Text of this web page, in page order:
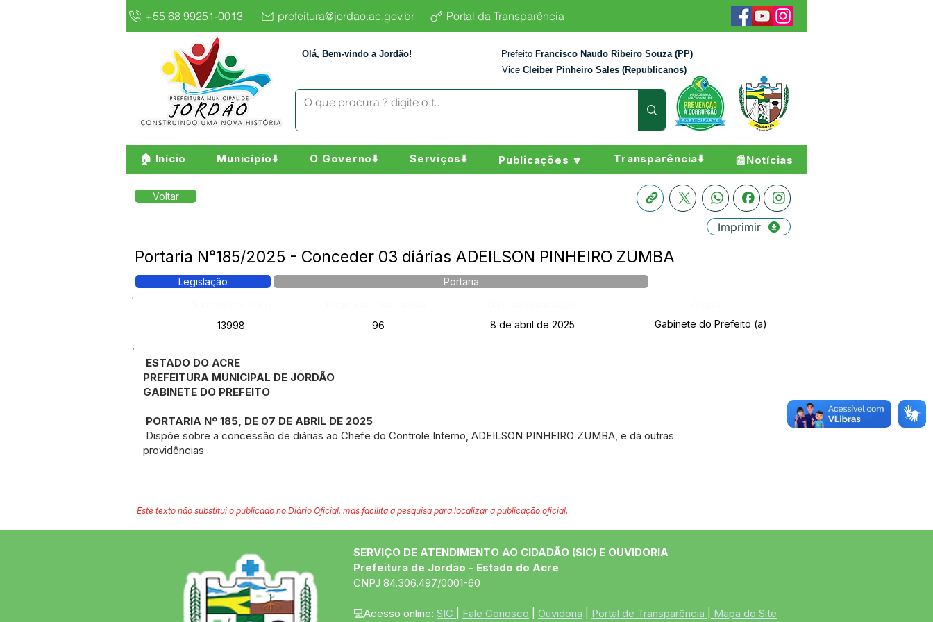
+55 68 99251-0013 prefeitura@jordao.ac.gov.br Portal da Transparência
Olá, Bem-vindo a Jordão! Prefeito Francisco Naudo Ribeiro Souza (PP)
Vice Cleiber Pinheiro Sales (Republicanos)
🏠 Início Município⬇️ O Governo⬇️ Serviços⬇️ Publicações 🔽 Transparência⬇️ 📰Notícias
Voltar
Imprimir
Portaria N°185/2025 - Conceder 03 diárias ADEILSON PINHEIRO ZUMBA
Legislação
Portaria
13998
96 8 de abril de 2025 Gabinete do Prefeito (a)
ESTADO DO ACRE
PREFEITURA MUNICIPAL DE JORDÃO
GABINETE DO PREFEITO
PORTARIA Nº 185, DE 07 DE ABRIL DE 2025
Dispõe sobre a concessão de diárias ao Chefe do Controle Interno, ADEILSON PINHEIRO ZUMBA, e dá outras
providências
Este texto não substitui o publicado no Diário Oficial, mas facilita a pesquisa para localizar a publicação oficial.
SERVIÇO DE ATENDIMENTO AO CIDADÃO (SIC) E OUVIDORIA
Prefeitura de Jordão - Estado do Acre
CNPJ 84.306.497/0001-60
💻Acesso online: SIC Fale Conosco Ouvidoria Portal de Transparência Mapa do Site